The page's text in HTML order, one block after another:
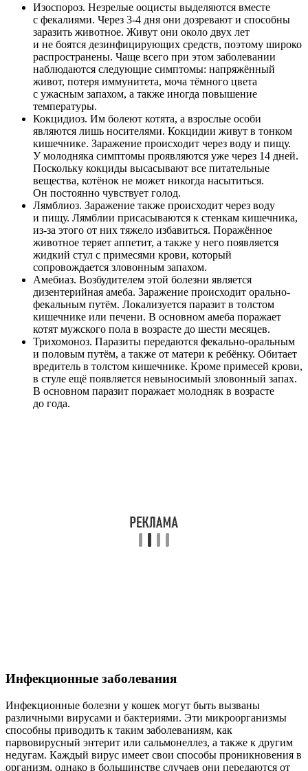
Изоспороз. Незрелые ооцисты выделяются вместе
с фекалиями. Через 3-4 дня они дозревают и способны
заразить животное. Живут они около двух лет
и не боятся дезинфицирующих средств, поэтому широко
распространены. Чаще всего при этом заболевании
наблюдаются следующие симптомы: напряжённый
живот, потеря иммунитета, моча тёмного цвета
с ужасным запахом, а также иногда повышение
температуры.
Кокцидиоз. Им болеют котята, а взрослые особи
являются лишь носителями. Кокцидии живут в тонком
кишечнике. Заражение происходит через воду и пищу.
У молодняка симптомы проявляются уже через 14 дней.
Поскольку кокциды высасывают все питательные
вещества, котёнок не может никогда насытиться.
Он постоянно чувствует голод.
Лямблиоз. Заражение также происходит через воду
и пищу. Лямблии присасываются к стенкам кишечника,
из-за этого от них тяжело избавиться. Поражённое
животное теряет аппетит, а также у него появляется
жидкий стул с примесями крови, который
сопровождается зловонным запахом.
Амебиаз. Возбудителем этой болезни является
дизентерийная амеба. Заражение происходит орально-
фекальным путём. Локализуется паразит в толстом
кишечнике или печени. В основном амеба поражает
котят мужского пола в возрасте до шести месяцев.
Трихомоноз. Паразиты передаются фекально-оральным
и половым путём, а также от матери к ребёнку. Обитает
вредитель в толстом кишечнике. Кроме примесей крови,
в стуле ещё появляется невыносимый зловонный запах.
В основном паразит поражает молодняк в возрасте
до года.
Инфекционные заболевания
Инфекционные болезни у кошек могут быть вызваны
различными вирусами и бактериями. Эти микроорганизмы
способны приводить к таким заболеваниям, как
парвовирусный энтерит или сальмонеллез, а также к другим
недугам. Каждый вирус имеет свои способы проникновения в
организм, однако в большинстве случаев они передаются от